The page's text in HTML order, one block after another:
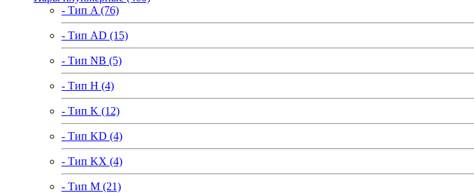
- Тип A (76)
- Тип AD (15)
- Тип NB (5)
- Тип H (4)
- Тип K (12)
- Тип KD (4)
- Тип KX (4)
- Тип M (21)